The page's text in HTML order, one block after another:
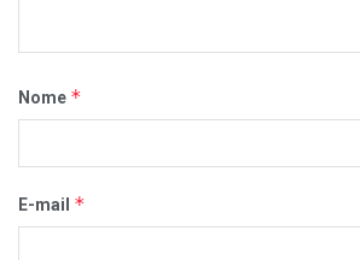
Nome *
E-mail *